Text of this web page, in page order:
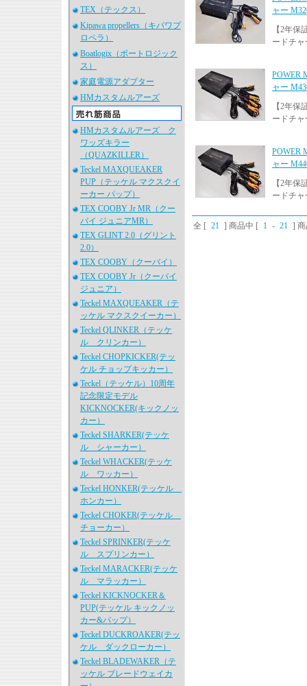
TEX（テックス）
Kipawa propellers（キパワプ
ロペラ）
Boatlogix（ボートロジック
ス）
家庭電源アダプター
HMカスタムルアーズ
HMカスタムルアーズ ク
ワッズキラー
（QUAZKILLER）
Teckel MAXQUEAKER
PUP（テッケル マクスクイ
ーカー パップ）
TEX COOBY Jr MR（クー
バイ ジュニアMR）
TEX GLINT 2.0（グリント
2.0）
TEX COOBY（クーバイ）
TEX COOBY Jr（クーバイ
ジュニア）
Teckel MAXQUEAKER（テ
ッケル マクスクイーカー）
Teckel QLINKER（テッケ
ル クリンカー）
Teckel CHOPKICKER(テッ
ケル チョップキッカー）
Teckel（テッケル）10周年
記念限定モデル
KICKNOCKER(キックノッ
カー）
Teckel SHARKER(テッケ
ル シャーカー）
Teckel WHACKER(テッケ
ル ワッカー）
Teckel HONKER(テッケル
ホンカー）
Teckel CHOKER(テッケル
チョーカー）
Teckel SPRINKER(テッケ
ル スプリンカー）
Teckel MARACKER(テッケ
ル マラッカー）
Teckel KICKNOCKER＆
PUP(テッケル キックノッ
カー&パップ）
Teckel DUCKROAKER(テッ
ケル ダックローカー）
Teckel BLADEWAKER（テ
ッケル ブレードウェイカ
ャー
【2年
ードチ
POWER
ャー
【2年
ードチ
POWER
ャー
【2年
ードチ
全 [ 21 ] 商品中 [ 1 - 21 ] 商